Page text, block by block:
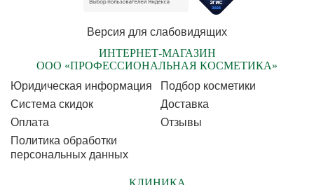
Версия для слабовидящих
ИНТЕРНЕТ-МАГАЗИН
ООО «ПРОФЕССИОНАЛЬНАЯ КОСМЕТИКА»
Юридическая информация
Подбор косметики
Cистема скидок
Доставка
Оплата
Отзывы
Политика обработки
персональных данных
КЛИНИКА